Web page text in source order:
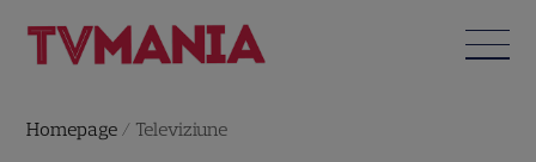
Homepage / Televiziune